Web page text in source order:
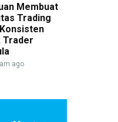
Membuat
Trading
Trader
ago